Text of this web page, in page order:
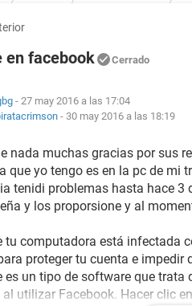
en facebook Cerrado
- 27 may 2016 a las 17:04
- 30 may 2016 a las 18:19
nada muchas gracias por sus
que yo tengo es en la pc de mi
tenidi problemas hasta hace 3
y los proporsione y al
tu computadora está infectada
proteger tu cuenta e
es un tipo de software que
utilizar Facebook. Hacer clic